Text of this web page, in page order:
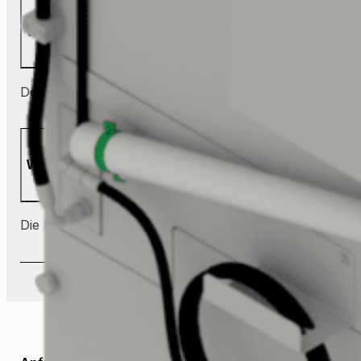
Wo landet der Restmüll?
Der Restmüll wird in einem eigenen Filterkorb
Wie läuft die Innenreinigung ab?
Die Innenreinigung erfolgt automatisch mit einem